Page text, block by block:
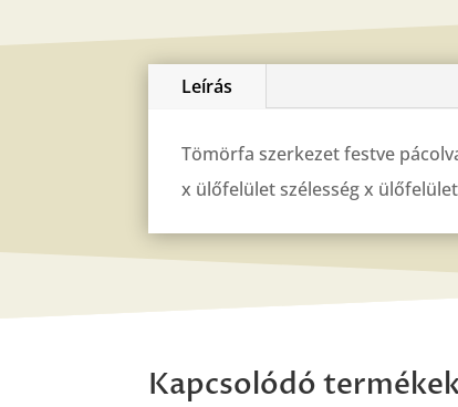
Leírás
Tömörfa szerkezet festve
x ülőfelület szélesség x
Kapcsolódó